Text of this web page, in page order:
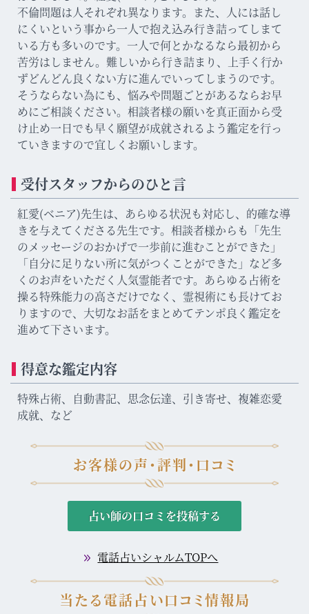
不倫問題は人それぞれ異なります。また、人には話し
にくいという事から一人で抱え込み行き詰ってしまて
いる方も多いのです。一人で何とかなるなら最初から
苦労はしません。難しいから行き詰まり、上手く行か
ずどんどん良くない方に進んでいってしまうのです。
そうならない為にも、悩みや問題ごとがあるならお早
めにご相談ください。相談者様の願いを真正面から受
け止め一日でも早く願望が成就されるよう鑑定を行っ
ていきますので宜しくお願いします。
受付スタッフからのひと言
紅愛(ベニア)先生は、あらゆる状況も対応し、的確な導
きを与えてくださる先生です。相談者様からも「先生
のメッセージのおかげで一歩前に進むことができた」
「自分に足りない所に気がつくことができた」など多
くのお声をいただく人気霊能者です。あらゆる占術を
操る特殊能力の高さだけでなく、霊視術にも長けてお
りますので、大切なお話をまとめてテンポ良く鑑定を
進めて下さいます。
得意な鑑定内容
特殊占術、自動書記、思念伝達、引き寄せ、複雑恋愛
成就、など
お客様の声・評判・口コミ
占い師の口コミを投稿する
電話占いシャルムTOPへ
当たる電話占い口コミ情報局